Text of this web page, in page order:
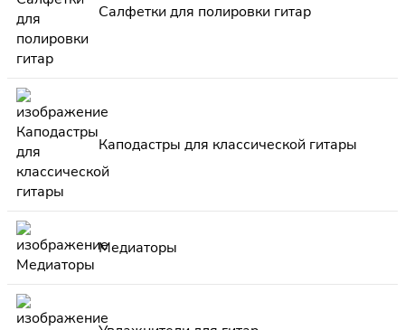
Салфетки для полировки гитар
Каподастры для классической гитары
Медиаторы